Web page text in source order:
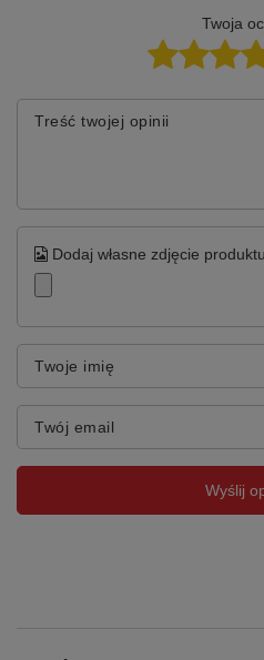
Twoja
Treść twojej opinii
Dodaj własne zdjęcie
Twoje imię
Twój email
Wyślij